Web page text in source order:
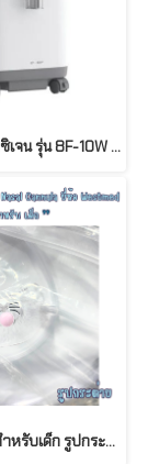
เครื่องผลิตออกซิเจน รุ่น 8F-10W ยี่ห้อ Yuwell
สายแคนนูล่า สำหรับเด็ก รูปกระต่าย ยี่ห้อ Westmed